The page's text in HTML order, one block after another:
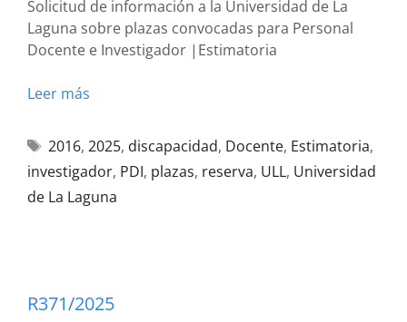
Solicitud de información a la Universidad de La
Laguna sobre plazas convocadas para Personal
Docente e Investigador |Estimatoria
Leer más
2016, 2025, discapacidad, Docente, Estimatoria,
investigador, PDI, plazas, reserva, ULL, Universidad
de La Laguna
R371/2025